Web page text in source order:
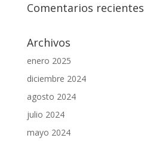
Comentarios recientes
Archivos
enero 2025
diciembre 2024
agosto 2024
julio 2024
mayo 2024